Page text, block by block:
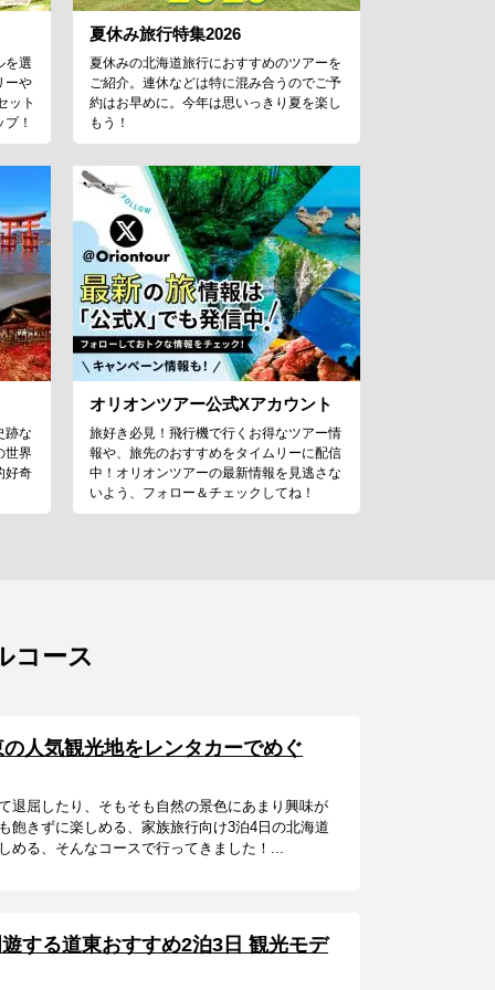
を選
ーや
ット
！
夏休み旅行特集2026
夏休みの北海道旅行におすすめのツアーを
ご紹介。連休などは特に混み合うのでご予
約はお早めに。今年は思いっきり夏を楽し
もう！
跡な
世界
好奇
オリオンツアー公式Xアカウント
旅好き必見！飛行機で行くお得なツアー情
報や、旅先のおすすめをタイムリーに配信
中！オリオンツアーの最新情報を見逃さな
いよう、フォロー＆チェックしてね！
コース
人気観光地をレンタカーでめぐ
退屈したり、そもそも自然の景色にあまり興味が
きずに楽しめる、家族旅行向け3泊4日の北海道
める、そんなコースで行ってきました！...
する道東おすすめ2泊3日 観光モデ